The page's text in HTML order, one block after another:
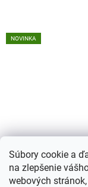
Súbory cookie a
na zlepšenie
webových
NOVINKA